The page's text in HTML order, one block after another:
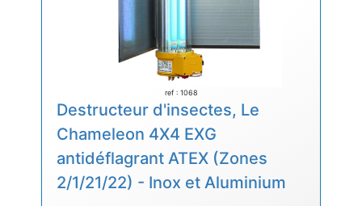
ref : 1068
Destructeur d'insectes, Le
Chameleon 4X4 EXG
antidéflagrant ATEX (Zones
2/1/21/22) - Inox et Aluminium